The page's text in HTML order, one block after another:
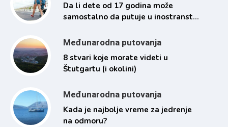
Da li dete od 17 godina može
samostalno da putuje u inostranstvo
Međunarodna putovanja
8 stvari koje morate videti u
Štutgartu (i okolini)
Međunarodna putovanja
Kada je najbolje vreme za jedrenje
na odmoru?